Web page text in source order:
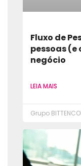
Fluxo de
pessoas (e
negócio
LEIA MAIS
Grupo